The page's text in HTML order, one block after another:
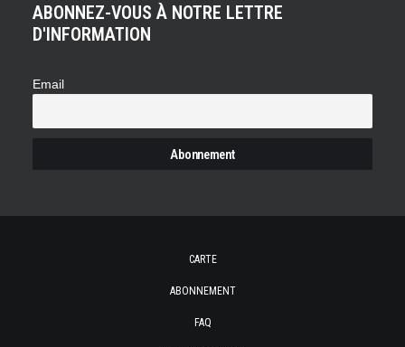
ABONNEZ-VOUS À NOTRE LETTRE
D'INFORMATION
Email
CARTE
ABONNEMENT
FAQ